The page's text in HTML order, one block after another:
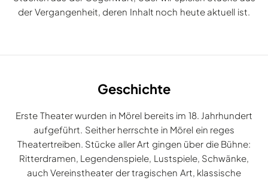
der Vergangenheit, deren Inhalt noch heute aktuell ist.
Geschichte
Erste Theater wurden in Mörel bereits im 18. Jahrhundert
aufgeführt. Seither herrschte in Mörel ein reges
Theatertreiben. Stücke aller Art gingen über die Bühne:
Ritterdramen, Legendenspiele, Lustspiele, Schwänke,
auch Vereinstheater der tragischen Art, klassische